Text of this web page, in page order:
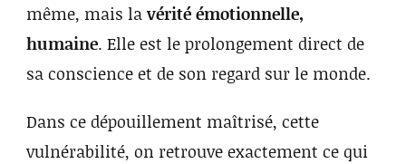
même, mais lavérité émotionnelle,
humaine. Elle est le prolongement direct de
sa conscience et de son regard sur le monde.
Dans ce dépouillement maîtrisé, cette
vulnérabilité, on retrouve exactement ce qui